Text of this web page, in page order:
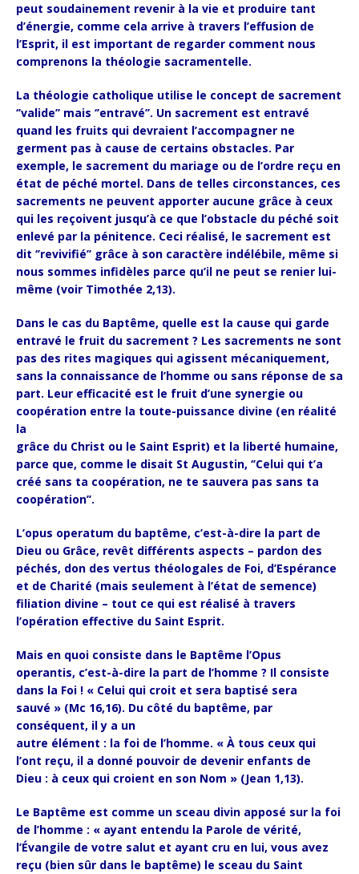
peut soudainement revenir à la vie et produire tant
d’énergie, comme cela arrive à travers l’effusion de
l’Esprit, il est important de regarder comment nous
comprenons la théologie sacramentelle.
La théologie catholique utilise le concept de sacrement
‘’valide’’ mais ‘’entravé’’. Un sacrement est entravé
quand les fruits qui devraient l’accompagner ne
germent pas à cause de certains obstacles. Par
exemple, le sacrement du mariage ou de l’ordre reçu en
état de péché mortel. Dans de telles circonstances, ces
sacrements ne peuvent apporter aucune grâce à ceux
qui les reçoivent jusqu’à ce que l’obstacle du péché soit
enlevé par la pénitence. Ceci réalisé, le sacrement est
dit ‘’revivifié’’ grâce à son caractère indélébile, même si
nous sommes infidèles parce qu’il ne peut se renier lui-
même (voir Timothée 2,13).
Dans le cas du Baptême, quelle est la cause qui garde
entravé le fruit du sacrement ? Les sacrements ne sont
pas des rites magiques qui agissent mécaniquement,
sans la connaissance de l’homme ou sans réponse de sa
part. Leur efficacité est le fruit d’une synergie ou
coopération entre la toute-puissance divine (en réalité
la
grâce du Christ ou le Saint Esprit) et la liberté humaine,
parce que, comme le disait St Augustin, ‘’Celui qui t’a
créé sans ta coopération, ne te sauvera pas sans ta
coopération’’.
L’opus operatum du baptême, c’est-à-dire la part de
Dieu ou Grâce, revêt différents aspects – pardon des
péchés, don des vertus théologales de Foi, d’Espérance
et de Charité (mais seulement à l’état de semence)
filiation divine – tout ce qui est réalisé à travers
l’opération effective du Saint Esprit.
Mais en quoi consiste dans le Baptême l’Opus
operantis, c’est-à-dire la part de l’homme ? Il consiste
dans la Foi ! « Celui qui croit et sera baptisé sera
sauvé » (Mc 16,16). Du côté du baptême, par
conséquent, il y a un
autre élément : la foi de l’homme. « À tous ceux qui
l’ont reçu, il a donné pouvoir de devenir enfants de
Dieu : à ceux qui croient en son Nom » (Jean 1,13).
Le Baptême est comme un sceau divin apposé sur la foi
de l’homme : « ayant entendu la Parole de vérité,
l’Évangile de votre salut et ayant cru en lui, vous avez
reçu (bien sûr dans le baptême) le sceau du Saint